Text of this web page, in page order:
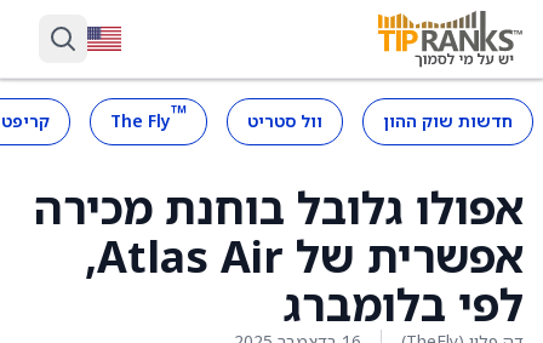
חדשות שוק ההון וול סטריט ™
The Fly
אפולו גלובל בוחנת מכירה
אפשרית של Atlas Air,
לפי בלומברג